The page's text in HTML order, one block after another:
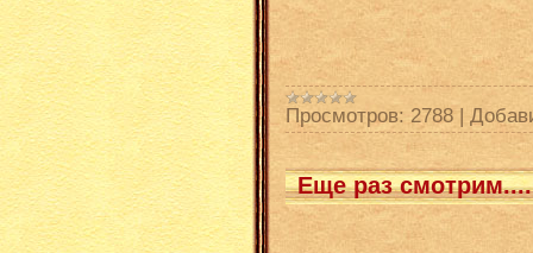
Просмотров: 2788 |
Еще раз